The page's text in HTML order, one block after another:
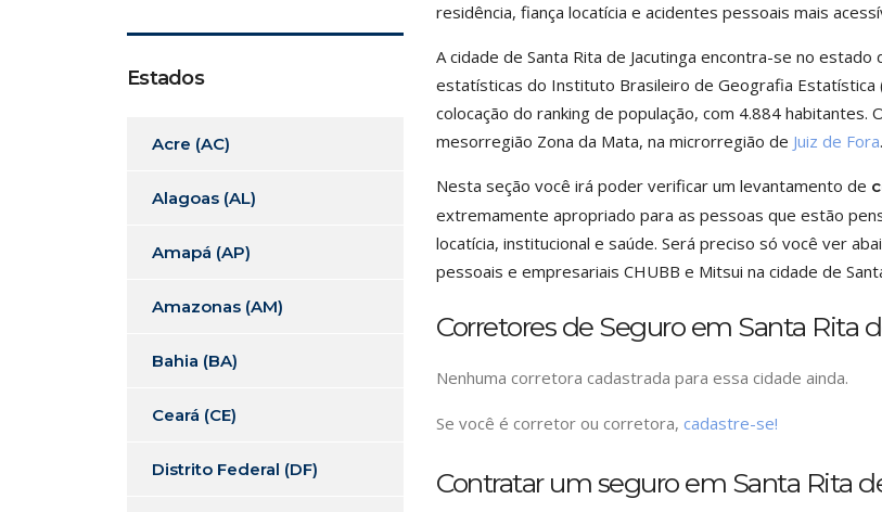
residência, fiança locatícia e acidentes pessoais mais
A cidade de Santa Rita de Jacutinga encontra-se no
estatísticas do Instituto Brasileiro de Geografia Estatística
colocação do ranking de população, com 4.884 habitantes.
mesorregião Zona da Mata, na microrregião de Juiz de Fora.
Nesta seção você irá poder verificar um levantamento de
extremamente apropriado para as pessoas que estão
locatícia, institucional e saúde. Será preciso só você ver
pessoais e empresariais CHUBB e Mitsui na cidade de
Corretores de Seguro em Santa Rita
Nenhuma corretora cadastrada para essa cidade ainda.
Se você é corretor ou corretora, cadastre-se!
Contratar um seguro em Santa Rita
Estados
Acre (AC)
Alagoas (AL)
Amapá (AP)
Amazonas (AM)
Bahia (BA)
Ceará (CE)
Distrito Federal (DF)